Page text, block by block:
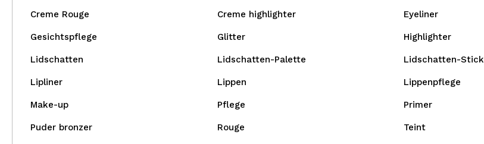
Creme Rouge Creme highlighter Eyeliner
Gesichtspflege Glitter Highlighter
Lidschatten Lidschatten-Palette Lidschatten-Stick
Lipliner Lippen Lippenpflege
Make-up Pflege Primer
Puder bronzer Rouge Teint